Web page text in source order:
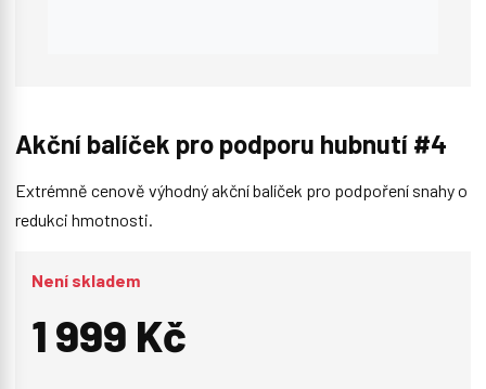
Akční balíček pro podporu hubnutí #4
Extrémně cenově výhodný akční balíček pro podpoření snahy o
redukci hmotnosti.
Není skladem
1 999 Kč